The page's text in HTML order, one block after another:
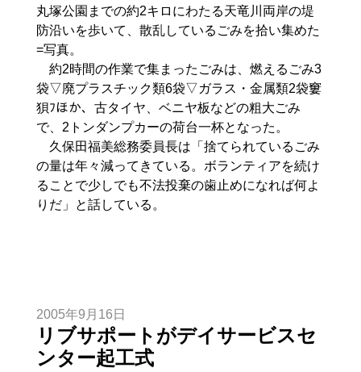
丸塚公園までの約2キロにわたる天竜川両岸の堤
防沿いを歩いて、散乱しているごみを拾い集めた
=写真。
約2時間の作業で集まったごみは、燃えるごみ3
袋▽廃プラスチック類6袋▽ガラス・金属類2袋窶
狽ﾌほか、古タイヤ、ベニヤ板などの粗大ごみ
で、2トンダンプカーの荷台一杯となった。
久保田福美総務委員長は「捨てられているごみ
の量は年々減ってきている。ボランティアを続け
ることで少しでも不法投棄の歯止めになれば何よ
りだ」と話している。
2005年9月16日
リブサポートがデイサービスセ
ンター起工式